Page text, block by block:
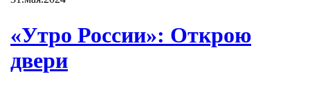
«Утро России»: Открою
двери